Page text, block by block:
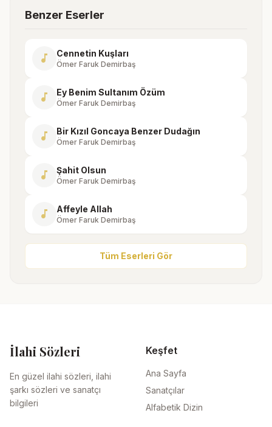
Benzer Eserler
music_note Cennetin Kuşları
Ömer Faruk Demirbaş
music_note Ey Benim Sultanım Özüm
Ömer Faruk Demirbaş
music_note Bir Kızıl Goncaya Benzer Dudağın
Ömer Faruk Demirbaş
music_note Şahit Olsun
Ömer Faruk Demirbaş
music_note Affeyle Allah
Ömer Faruk Demirbaş
Tüm Eserleri Gör
İlahi Sözleri
En güzel ilahi sözleri, ilahi
şarkı sözleri ve sanatçı
bilgileri
Keşfet
Ana Sayfa
Sanatçılar
Alfabetik Dizin